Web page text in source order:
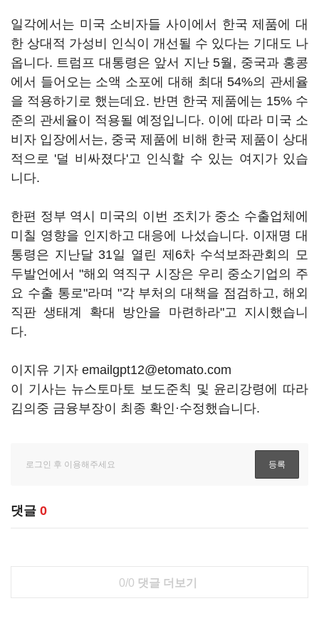
일각에서는 미국 소비자들 사이에서 한국 제품에 대
한 상대적 가성비 인식이 개선될 수 있다는 기대도 나
옵니다. 트럼프 대통령은 앞서 지난 5월, 중국과 홍콩
에서 들어오는 소액 소포에 대해 최대 54%의 관세율
을 적용하기로 했는데요. 반면 한국 제품에는 15% 수
준의 관세율이 적용될 예정입니다. 이에 따라 미국 소
비자 입장에서는, 중국 제품에 비해 한국 제품이 상대
적으로 '덜 비싸졌다'고 인식할 수 있는 여지가 있습
니다.
한편 정부 역시 미국의 이번 조치가 중소 수출업체에
미칠 영향을 인지하고 대응에 나섰습니다. 이재명 대
통령은 지난달 31일 열린 제6차 수석보좌관회의 모
두발언에서 "해외 역직구 시장은 우리 중소기업의 주
요 수출 통로"라며 "각 부처의 대책을 점검하고, 해외
직판 생태계 확대 방안을 마련하라"고 지시했습니
다.
이지유 기자 emailgpt12@etomato.com
이 기사는 뉴스토마토 보도준칙 및 윤리강령에 따라
김의중 금융부장이 최종 확인·수정했습니다.
댓글 0
0/0 댓글 더보기